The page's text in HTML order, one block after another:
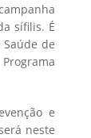
sífilis. É
de
e
neste